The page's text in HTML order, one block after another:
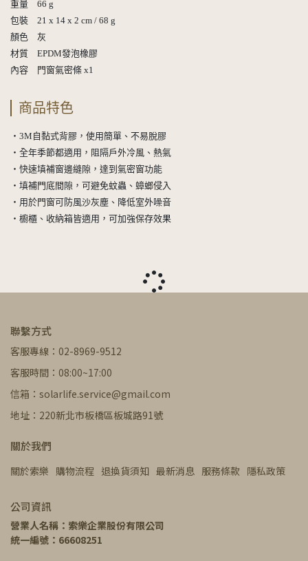
重量 66 g
包裝 21 x 14 x 2 cm / 68 g
顏色 灰
材質 EPDM發泡橡膠
內容 門窗氣密條 x1
商品特色
・3M自黏式背膠，使用簡單、不易脫膠
・全年季節都適用，阻隔戶外冷風、熱氣
・快速填補窗邊縫隙，達到氣密窗功能
・填補門底間隙，可避免蚊蟲、蟑螂侵入
・用於門窗可防風沙灰塵、降低室外噪音
・櫥櫃、收納箱皆適用，可加強保存效果
聯繫方式
客服專線：02-8969-9512
客服時間：08:00~17:00
信箱：solarlife.service@gmail.com
地址：220新北市板橋區板城路91號
關於我們
關於索樂 購物流程 退換貨須知 最新消息 服務條款 隱私政策
公司資訊
營業人名稱：索樂企業股份有限公司
統一編號：66608251